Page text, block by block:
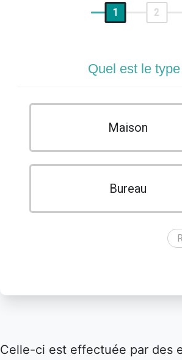
1 2
Quel est le
Maison
Bureau
Celle-ci est effectuée par des